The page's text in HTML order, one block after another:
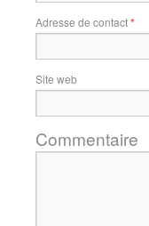
Adresse de contact*
Site web
Commentaire